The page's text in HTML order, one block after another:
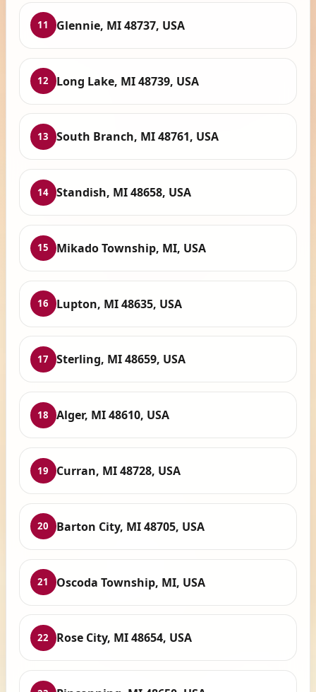
11 Glennie, MI 48737, USA
12 Long Lake, MI 48739, USA
13 South Branch, MI 48761, USA
14 Standish, MI 48658, USA
15 Mikado Township, MI, USA
16 Lupton, MI 48635, USA
17 Sterling, MI 48659, USA
18 Alger, MI 48610, USA
19 Curran, MI 48728, USA
20 Barton City, MI 48705, USA
21 Oscoda Township, MI, USA
22 Rose City, MI 48654, USA